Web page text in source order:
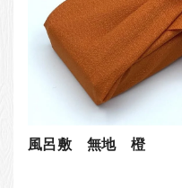
風呂敷 無地 橙